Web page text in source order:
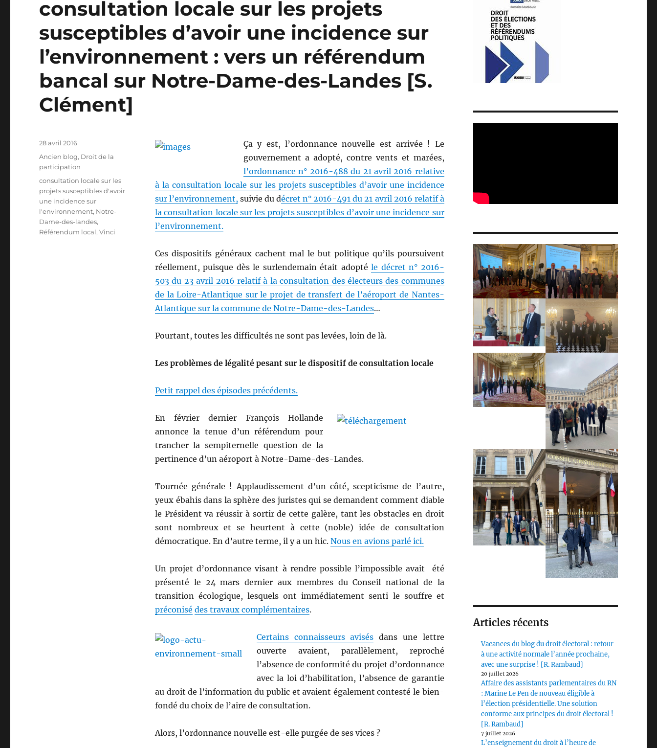
consultation locale sur les projets
susceptibles d’avoir une incidence sur
l’environnement : vers un référendum
bancal sur Notre-Dame-des-Landes [S.
Clément]
Ça y est, l’ordonnance nouvelle est arrivée ! Le
gouvernement a adopté, contre vents et marées,
l’ordonnance n° 2016-488 du 21 avril 2016 relative
à la consultation locale sur les projets susceptibles d’avoir une incidence
sur l’environnement, suivie du décret n° 2016-491 du 21 avril 2016 relatif à
la consultation locale sur les projets susceptibles d’avoir une incidence sur
l’environnement.
Ces dispositifs généraux cachent mal le but politique qu’ils poursuivent
réellement, puisque dès le surlendemain était adoptéle décret n° 2016-
503 du 23 avril 2016 relatif à la consultation des électeurs des communes
de la Loire-Atlantique sur le projet de transfert de l’aéroport de Nantes-
Atlantique sur la commune de Notre-Dame-des-Landes…
Pourtant, toutes les difficultés ne sont pas levées, loin de là.
Les problèmes de légalité pesant sur le dispositif de consultation locale
Petit rappel des épisodes précédents.
En février dernier François Hollande
annonce la tenue d’un référendum pour
trancher la sempiternelle question de la
pertinence d’un aéroport à Notre-Dame-des-Landes.
Tournée générale ! Applaudissement d’un côté, scepticisme de l’autre,
yeux ébahis dans la sphère des juristes qui se demandent comment diable
le Président va réussir à sortir de cette galère, tant les obstacles en droit
sont nombreux et se heurtent à cette (noble) idée de consultation
démocratique. En d’autre terme, il y a un hic. Nous en avions parlé ici.
Un projet d’ordonnance visant à rendre possible l’impossible avait été
présenté le 24 mars dernier aux membres du Conseil national de la
transition écologique, lesquels ont immédiatement senti le souffre et
préconisé des travaux complémentaires.
Certains connaisseurs avisés dans une lettre
ouverte avaient, parallèlement, reproché
l’absence de conformité du projet d’ordonnance
avec la loi d’habilitation, l’absence de garantie
au droit de l’information du public et avaient également contesté le bien-
fondé du choix de l’aire de consultation.
Alors, l’ordonnance nouvelle est-elle purgée de ses vices ?
Publié
28 avril 2016
Catégories
Ancien blog, Droit de la
participation
Étiquettes
consultation locale sur les
projets susceptibles d'avoir
une incidence sur
l'environnement, Notre-
Dame-des-landes,
Référendum local,Vinci
Articles récents
Vacances du blog du droit électoral : retour
à une activité normale l’année prochaine,
avec une surprise ! [R. Rambaud]
20 juillet 2026
Affaire des assistants parlementaires du RN
: Marine Le Pen de nouveau éligible à
l’élection présidentielle. Une solution
conforme aux principes du droit électoral !
[R. Rambaud]
7 juillet 2026
L’enseignement du droit à l’heure de